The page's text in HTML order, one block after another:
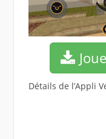
Détails de l’Appli